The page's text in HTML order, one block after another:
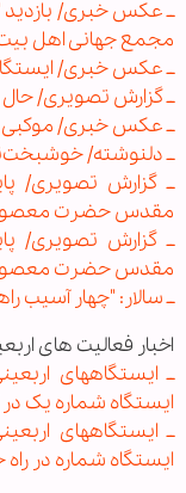
ــ عکس خبری/ بازدید
مجمع جهانی اهل
ــ عکس خبری/
ــ گزارش تصویری/
ــ عكس خبری/ موکبی
ــ دلنوشته/
ــ گزارش تصویری/
مقدس حضرت معصومه(س) ـ 1.
ــ گزارش تصویری/
مقدس حضرت معصومه(س) ـ 2.
ــ سالار: "چهار آسیب
اخبار فعالیت های
ایستگاه شماره یک
ایستگاه شماره در راه